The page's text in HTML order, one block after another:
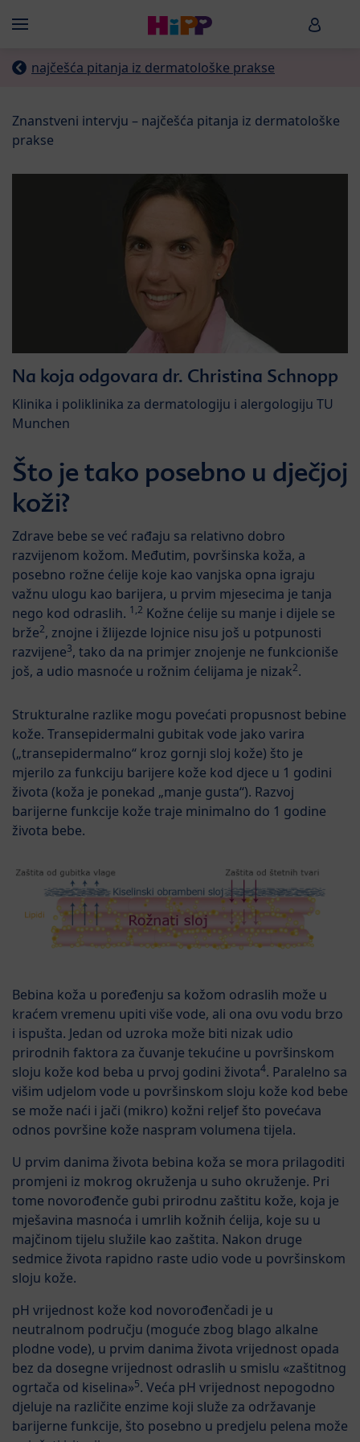
Menü HiPP
najčešća pitanja iz dermatološke prakse
Znanstveni intervju – najčešća pitanja iz dermatološke
prakse
Na koja odgovara dr. Christina Schnopp
Klinika i poliklinika za dermatologiju i alergologiju TU
Munchen
Što je tako posebno u dječjoj
koži?
Zdrave bebe se već rađaju sa relativno dobro
razvijenom kožom. Međutim, površinska koža, a
posebno rožne ćelije koje kao vanjska opna igraju
važnu ulogu kao barijera, u prvim mjesecima je tanja
nego kod odraslih. 1,2 Kožne ćelije su manje i dijele se
brže2, znojne i žlijezde lojnice nisu još u potpunosti
razvijene3, tako da na primjer znojenje ne funkcioniše
još, a udio masnoće u rožnim ćelijama je nizak2.
Strukturalne razlike mogu povećati propusnost bebine
kože. Transepidermalni gubitak vode jako varira
(„transepidermalno“ kroz gornji sloj kože) što je
mjerilo za funkciju barijere kože kod djece u 1 godini
života (koža je ponekad „manje gusta“). Razvoj
barijerne funkcije kože traje minimalno do 1 godine
života bebe.
Bebina koža u poređenju sa kožom odraslih može u
kraćem vremenu upiti više vode, ali ona ovu vodu brzo
i ispušta. Jedan od uzroka može biti nizak udio
prirodnih faktora za čuvanje tekućine u površinskom
sloju kože kod beba u prvoj godini života4. Paralelno sa
višim udjelom vode u površinskom sloju kože kod bebe
se može naći i jači (mikro) kožni reljef što povećava
odnos površine kože naspram volumena tijela.
U prvim danima života bebina koža se mora prilagoditi
promjeni iz mokrog okruženja u suho okruženje. Pri
tome novorođenče gubi prirodnu zaštitu kože, koja je
mješavina masnoća i umrlih kožnih ćelija, koje su u
majčinom tijelu služile kao zaštita. Nakon druge
sedmice života rapidno raste udio vode u površinskom
sloju kože.
pH vrijednost kože kod novorođenčadi je u
neutralnom području (moguće zbog blago alkalne
plodne vode), u prvim danima života vrijednost opada
bez da dosegne vrijednost odraslih u smislu «zaštitnog
ogrtača od kiselina»5. Veća pH vrijednost nepogodno
djeluje na različite enzime koji služe za održavanje
barijerne funkcije, što posebno u predjelu pelena može